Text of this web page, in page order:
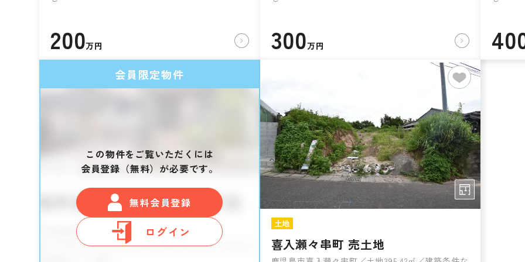
200万円 300万円
会員限定物件
この物件をご覧いただくには
会員登録（無料）が必要です。
無料会員登録
ログイン
土地
喜入瀬々串町 売土地